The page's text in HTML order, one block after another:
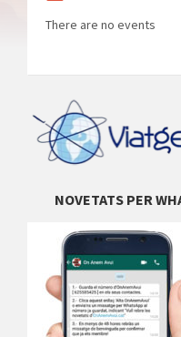
There are no events
NOVETATS PER